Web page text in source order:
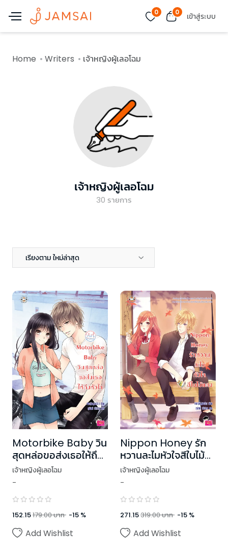
0 0 เข้าสู่ระบบ
Home Writers เจ้าหญิงผู้เลอโฉม
เจ้าหญิงผู้เลอโฉม
30 รายการ
เรียงตาม ใหม่ล่าสุด
Motorbike Baby วิน
สุดหล่อขอส่งเธอให้ถึง
หัวใจ
เจ้าหญิงผู้เลอโฉม
-
152.15179.00บาท -15 %
Add Wishlist
Nippon Honey รัก
หวานละไมหัวใจสีใบไม้
แดง
เจ้าหญิงผู้เลอโฉม
-
271.15319.00บาท -15 %
Add Wishlist